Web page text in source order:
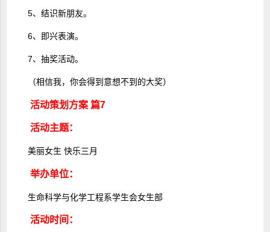
5、结识新朋友。
6、即兴表演。
7、抽奖活动。
（相信我，你会得到意想不到的大奖）
活动策划方案 篇7
活动主题：
美丽女生 快乐三月
举办单位：
生命科学与化学工程系学生会女生部
活动时间：